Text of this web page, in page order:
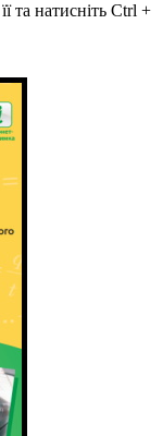
та натисніть Ctrl +